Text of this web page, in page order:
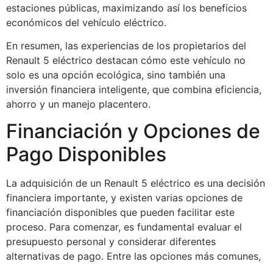
estaciones públicas, maximizando así los beneficios
económicos del vehículo eléctrico.
En resumen, las experiencias de los propietarios del
Renault 5 eléctrico destacan cómo este vehículo no
solo es una opción ecológica, sino también una
inversión financiera inteligente, que combina eficiencia,
ahorro y un manejo placentero.
Financiación y Opciones de
Pago Disponibles
La adquisición de un Renault 5 eléctrico es una decisión
financiera importante, y existen varias opciones de
financiación disponibles que pueden facilitar este
proceso. Para comenzar, es fundamental evaluar el
presupuesto personal y considerar diferentes
alternativas de pago. Entre las opciones más comunes,